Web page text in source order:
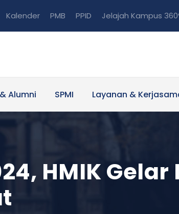
Kalender PMB PPID Jelajah Kampus
Alumni SPMI Layanan &
HMIK